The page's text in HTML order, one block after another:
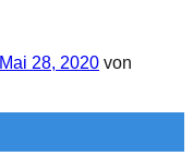
Mai 28, 2020 von